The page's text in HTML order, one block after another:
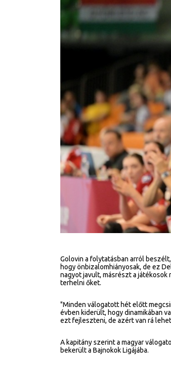
Golovin a folytatásban arról
hogy önbizalomhiányosak, de ez
nagyot javult, másrészt a
terhelni őket.
"Minden válogatott hét előtt
évben kiderült, hogy dinamikában
ezt fejleszteni, de azért van rá
A kapitány szerint a magyar
bekerült a Bajnokok Ligájába.